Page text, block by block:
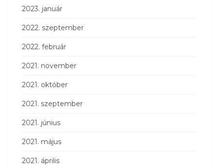
2023. január
2022. szeptember
2022. február
2021. november
2021. október
2021. szeptember
2021. június
2021. május
2021. április